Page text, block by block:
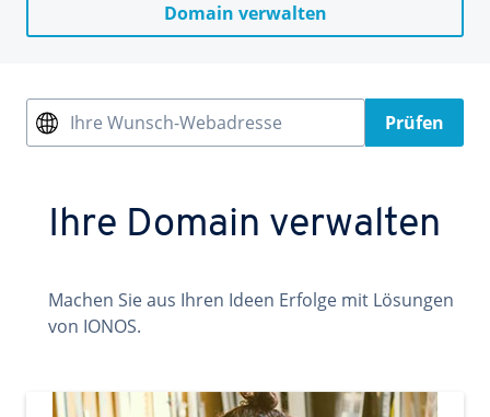
Domain verwalten
Ihre Wunsch-Webadresse Prüfen
Ihre Domain verwalten
Machen Sie aus Ihren Ideen Erfolge mit Lösungen
von IONOS.